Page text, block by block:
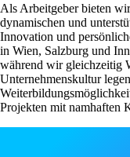
Als Arbeitgeber bieten
dynamischen und
Innovation und
in Wien, Salzburg und
während wir gleichzeitig
Unternehmenskultur
Projekten mit namhaften